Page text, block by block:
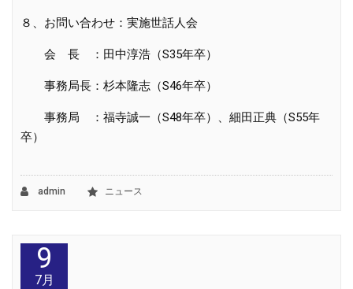
８、お問い合わせ：実施世話人会
会 長 ：田中淳浩（S35年卒）
事務局長：杉本隆志（S46年卒）
事務局 ：福寺誠一（S48年卒）、細田正典（S55年
卒）
admin ニュース
9
7月